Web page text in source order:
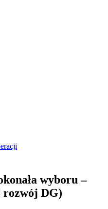
wyboru –
rozwój DG)